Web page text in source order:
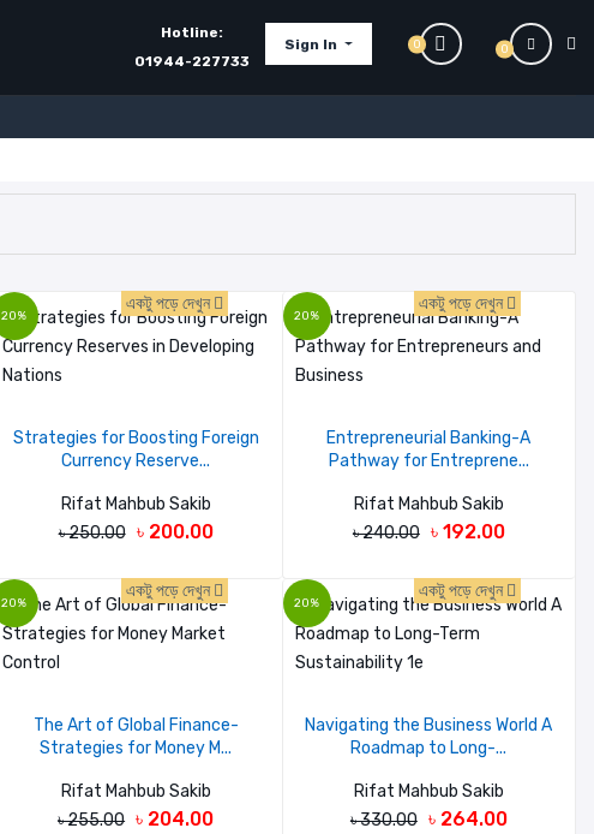
Hotline:
01944-227733
Sign In 0 0
20%
একটু পড়ে দেখুন
Strategies for Boosting Foreign
Currency Reserve...
Rifat Mahbub Sakib
৳ 250.00 ৳ 200.00
20%
একটু পড়ে দেখুন
Entrepreneurial Banking-A
Pathway for Entreprene...
Rifat Mahbub Sakib
৳ 240.00 ৳ 192.00
20%
একটু পড়ে দেখুন
The Art of Global Finance-
Strategies for Money M...
Rifat Mahbub Sakib
৳ 255.00 ৳ 204.00
20%
একটু পড়ে দেখুন
Navigating the Business World A
Roadmap to Long-...
Rifat Mahbub Sakib
৳ 330.00 ৳ 264.00